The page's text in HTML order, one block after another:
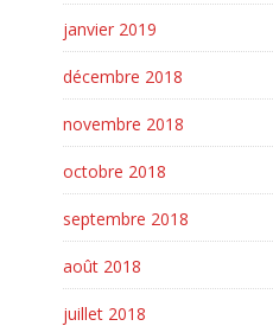
janvier 2019
décembre 2018
novembre 2018
octobre 2018
septembre 2018
août 2018
juillet 2018